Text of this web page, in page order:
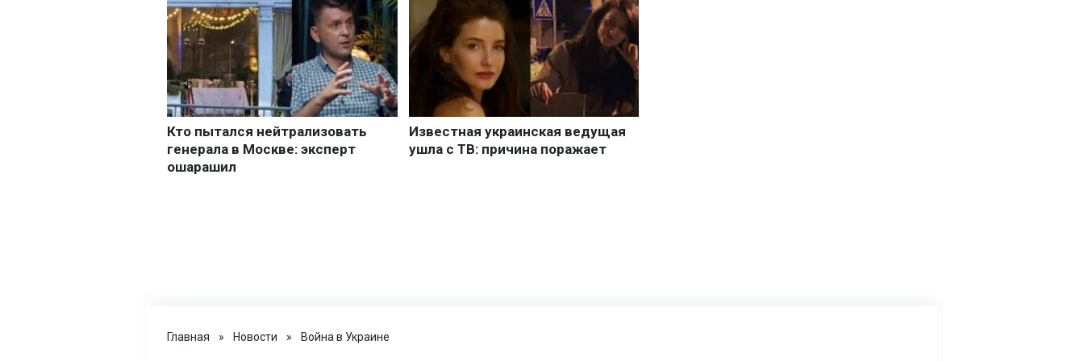
Главная » Новости » Война в Украине